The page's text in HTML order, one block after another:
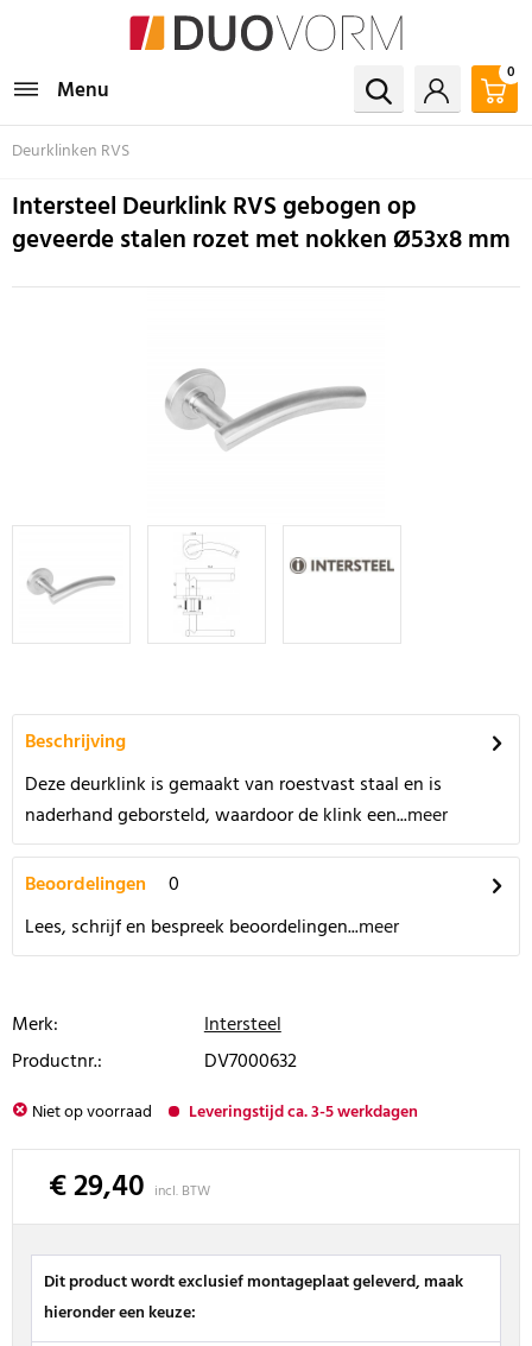
Menu
0
Deurklinken RVS
Intersteel Deurklink RVS gebogen op
geveerde stalen rozet met nokken Ø53x8 mm
Beschrijving
Deze deurklink is gemaakt van roestvast staal en is
naderhand geborsteld, waardoor de klink een...meer
Beoordelingen
0
Lees, schrijf en bespreek beoordelingen...meer
Merk:
Intersteel
Productnr.:
DV7000632
Niet op voorraad Leveringstijd ca. 3-5 werkdagen
€ 29,40 incl. BTW
Dit product wordt exclusief montageplaat geleverd, maak
hieronder een keuze: